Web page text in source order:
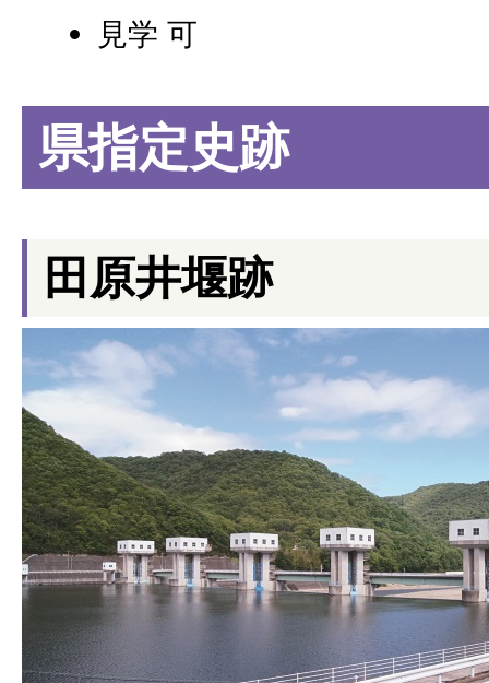
見学 可
県指定史跡
田原井堰跡